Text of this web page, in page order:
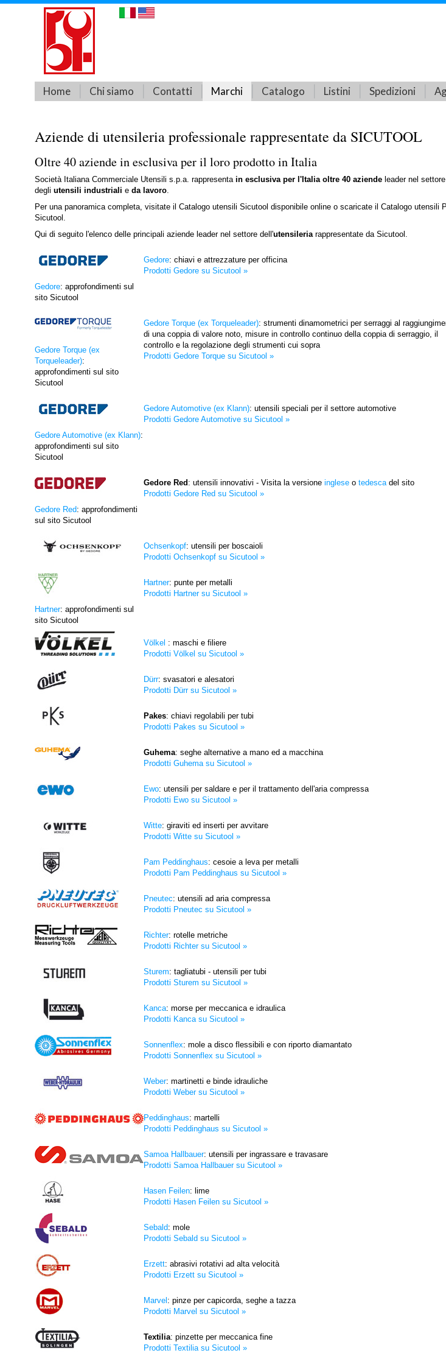
Home Chi siamo Contatti Marchi Catalogo Listini Spedizioni
Aziende di utensileria professionale rappresentate da SICUTOOL
Oltre 40 aziende in esclusiva per il loro prodotto in Italia
Società Italiana Commerciale Utensili s.p.a. rappresenta in esclusiva per l'Italia oltre 40 aziende leader nel settore
degli utensili industriali e da lavoro.
Per una panoramica completa, visitate il Catalogo utensili Sicutool disponibile online o scaricate il Catalogo utensili
Sicutool.
Qui di seguito l'elenco delle principali aziende leader nel settore dell'utensileriarappresentate da Sicutool.
Gedore: approfondimenti sul
sito Sicutool
Gedore: chiavi e attrezzature per officina
Prodotti Gedore su Sicutool »
Gedore Torque (ex
Torqueleader):
approfondimenti sul sito
Sicutool
Gedore Torque (ex Torqueleader): strumenti dinamometrici per serraggi al
di una coppia di valore noto, misure in controllo continuo della coppia di serraggio, il
controllo e la regolazione degli strumenti cui sopra
Prodotti Gedore Torque su Sicutool »
Gedore Automotive (ex Klann):
approfondimenti sul sito
Sicutool
Gedore Automotive (ex Klann): utensili speciali per il settore automotive
Prodotti Gedore Automotive su Sicutool »
Gedore Red: approfondimenti
sul sito Sicutool
Gedore Red : utensili innovativi - Visita la versione inglese o tedescadel sito
Prodotti Gedore Red su Sicutool »
Ochsenkopf: utensili per boscaioli
Prodotti Ochsenkopf su Sicutool »
Hartner: approfondimenti sul
sito Sicutool
Hartner: punte per metalli
Prodotti Hartner su Sicutool »
Völkel : maschi e filiere
Prodotti Völkel su Sicutool »
Dürr: svasatori e alesatori
Prodotti Dürr su Sicutool »
Pakes: chiavi regolabili per tubi
Prodotti Pakes su Sicutool »
Guhema: seghe alternative a mano ed a macchina
Prodotti Guhema su Sicutool »
Ewo: utensili per saldare e per il trattamento dell'aria compressa
Prodotti Ewo su Sicutool »
Witte: giraviti ed inserti per avvitare
Prodotti Witte su Sicutool »
Pam Peddinghaus: cesoie a leva per metalli
Prodotti Pam Peddinghaus su Sicutool »
Pneutec: utensili ad aria compressa
Prodotti Pneutec su Sicutool »
Richter: rotelle metriche
Prodotti Richter su Sicutool »
Sturem: tagliatubi - utensili per tubi
Prodotti Sturem su Sicutool »
Kanca: morse per meccanica e idraulica
Prodotti Kanca su Sicutool »
Sonnenflex: mole a disco flessibili e con riporto diamantato
Prodotti Sonnenflex su Sicutool »
Weber: martinetti e binde idrauliche
Prodotti Weber su Sicutool »
Peddinghaus: martelli
Prodotti Peddinghaus su Sicutool »
Samoa Hallbauer: utensili per ingrassare e travasare
Prodotti Samoa Hallbauer su Sicutool »
Hasen Feilen: lime
Prodotti Hasen Feilen su Sicutool »
Sebald: mole
Prodotti Sebald su Sicutool »
Erzett: abrasivi rotativi ad alta velocità
Prodotti Erzett su Sicutool »
Marvel : pinze per capicorda, seghe a tazza
Prodotti Marvel su Sicutool »
Textilia: pinzette per meccanica fine
Prodotti Textilia su Sicutool »